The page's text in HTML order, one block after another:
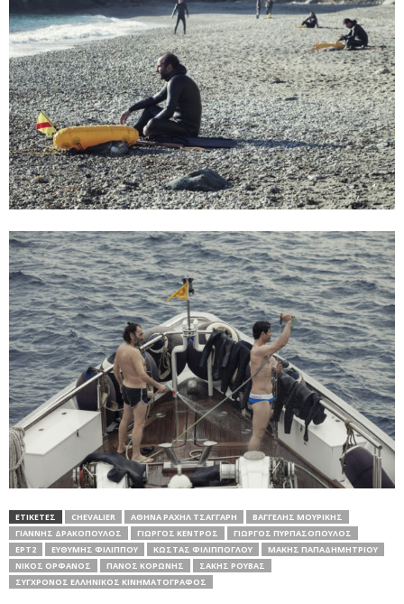
ΕΤΙΚΕΤΕΣ CHEVALIER ΑΘΗΝΆ ΡΑΧΉΛ ΤΣΑΓΓΆΡΗ
ΒΑΓΓΈΛΗΣ ΜΟΥΡΊΚΗΣ
ΓΙΆΝΝΗΣ ΔΡΑΚΌΠΟΥΛΟΣ
ΓΙΏΡΓΟΣ ΚΈΝΤΡΟΣ
ΓΙΏΡΓΟΣ ΠΥΡΠΑΣΌΠΟΥΛΟΣ
ΕΡΤ2
ΕΥΘΎΜΗΣ ΦΙΛΊΠΠΟΥ ΚΏΣΤΑΣ ΦΙΛΊΠΠΟΓΛΟΥ
ΜΆΚΗΣ ΠΑΠΑΔΗΜΗΤΡΊΟΥ
ΝΊΚΟΣ ΟΡΦΑΝΌΣ
ΠΆΝΟΣ ΚΟΡΏΝΗΣ
ΣΆΚΗΣ ΡΟΥΒΆΣ
ΣΥΓΧΡΟΝΟΣ ΕΛΛΗΝΙΚΟΣ ΚΙΝΗΜΑΤΟΓΡΑΦΟΣ